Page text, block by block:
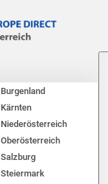
Burgenland
Kärnten
Niederösterreich
Oberösterreich
Salzburg
Steiermark